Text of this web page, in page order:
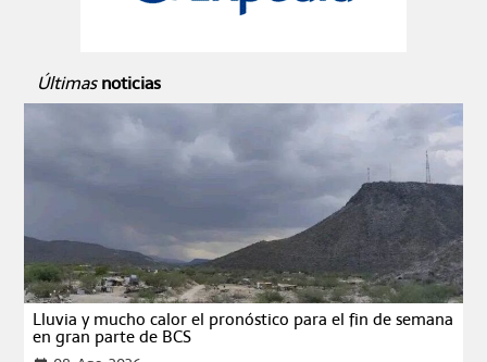
Últimas noticias
Lluvia y mucho calor el pronóstico para el fin de semana
en gran parte de BCS